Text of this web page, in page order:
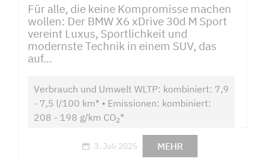
Für alle, die keine Kompromisse machen
wollen: Der BMW X6 xDrive 30d M Sport
vereint Luxus, Sportlichkeit und
modernste Technik in einem SUV, das
auf...
Verbrauch und Umwelt WLTP: kombiniert: 7,9
- 7,5 l/100 km* • Emissionen: kombiniert:
208 - 198 g/km CO2*
3. Juli 2025 MEHR